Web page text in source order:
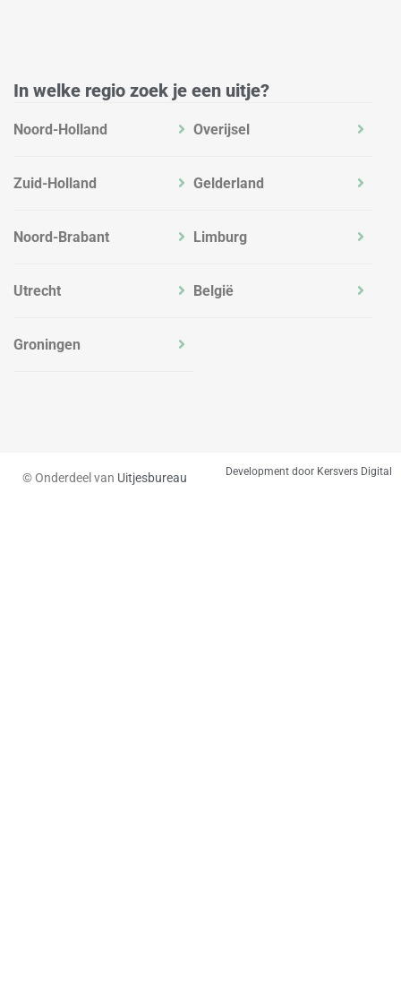
In welke regio zoek je een uitje?
Noord-Holland
Zuid-Holland
Noord-Brabant
Utrecht
Groningen
Overijsel
Gelderland
Limburg
België
© Onderdeel van Uitjesbureau Development door Kersvers Digital